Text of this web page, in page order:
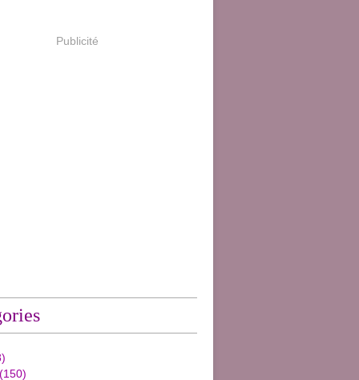
Publicité
(150)